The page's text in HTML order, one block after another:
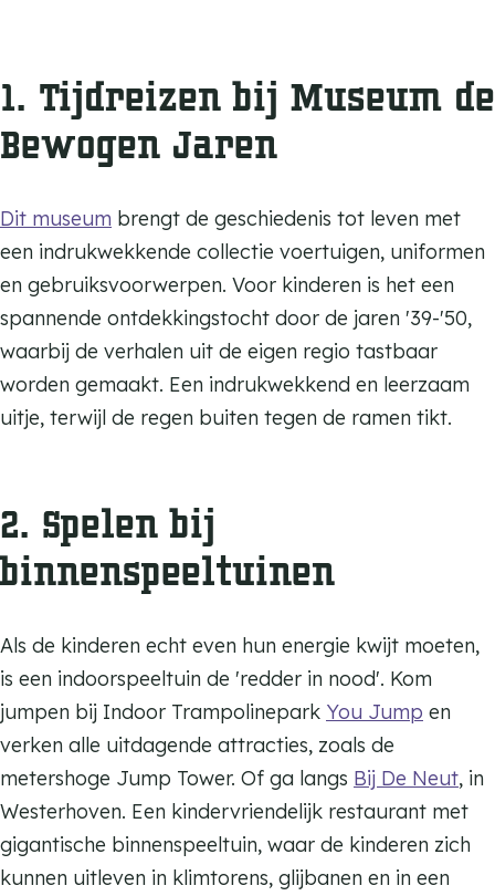
1. Tijdreizen bij Museum de
Bewogen Jaren
Dit museum brengt de geschiedenis tot leven met
een indrukwekkende collectie voertuigen, uniformen
en gebruiksvoorwerpen. Voor kinderen is het een
spannende ontdekkingstocht door de jaren '39-'50,
waarbij de verhalen uit de eigen regio tastbaar
worden gemaakt. Een indrukwekkend en leerzaam
uitje, terwijl de regen buiten tegen de ramen tikt.
2. Spelen bij
binnenspeeltuinen
Als de kinderen echt even hun energie kwijt moeten,
is een indoorspeeltuin de 'redder in nood'. Kom
jumpen bij Indoor Trampolinepark You Jump en
verken alle uitdagende attracties, zoals de
metershoge Jump Tower. Of ga langs Bij De Neut, in
Westerhoven. Een kindervriendelijk restaurant met
gigantische binnenspeeltuin, waar de kinderen zich
kunnen uitleven in klimtorens, glijbanen en in een